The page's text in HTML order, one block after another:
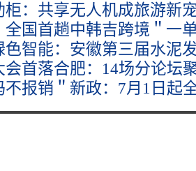
柜：共享无人机成旅游新
全国首趟中韩吉跨境＂一
色智能：安徽第三届水泥
会首落合肥：14场分论坛
不报销＂新政：7月1日起